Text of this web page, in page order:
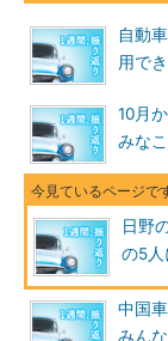
自動
用で
10月
みな
日野
の5人
中国
みん